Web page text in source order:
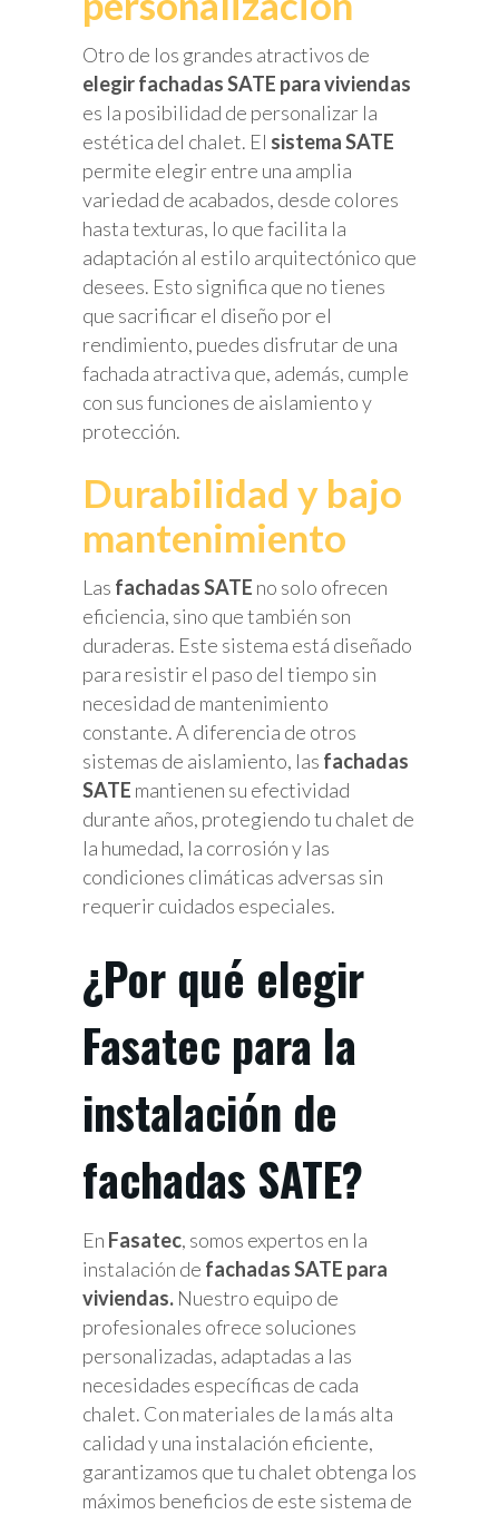
Otro de los grandes atractivos de
elegir fachadas SATE para viviendas
es la posibilidad de personalizar la
estética del chalet. El sistema SATE
permite elegir entre una amplia
variedad de acabados, desde colores
hasta texturas, lo que facilita la
adaptación al estilo arquitectónico que
desees. Esto significa que no tienes
que sacrificar el diseño por el
rendimiento, puedes disfrutar de una
fachada atractiva que, además, cumple
con sus funciones de aislamiento y
protección.
Durabilidad y bajo
mantenimiento
Las fachadas SATE no solo ofrecen
eficiencia, sino que también son
duraderas. Este sistema está diseñado
para resistir el paso del tiempo sin
necesidad de mantenimiento
constante. A diferencia de otros
sistemas de aislamiento, las fachadas
SATE mantienen su efectividad
durante años, protegiendo tu chalet de
la humedad, la corrosión y las
condiciones climáticas adversas sin
requerir cuidados especiales.
¿Por qué elegir
Fasatec para la
instalación de
fachadas SATE?
En Fasatec, somos expertos en la
instalación de fachadas SATE para
viviendas. Nuestro equipo de
profesionales ofrece soluciones
personalizadas, adaptadas a las
necesidades específicas de cada
chalet. Con materiales de la más alta
calidad y una instalación eficiente,
garantizamos que tu chalet obtenga los
máximos beneficios de este sistema de